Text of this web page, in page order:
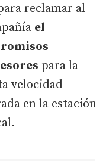
reclamar al
el
para la
velocidad
en la estación